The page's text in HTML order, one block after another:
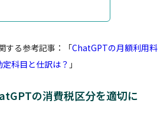
する参考記事：「ChatGPTの月額利用料
科目と仕訳は？ 」
の消費税区分を適切に